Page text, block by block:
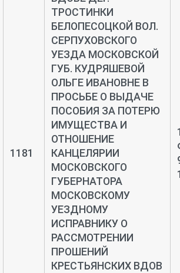
1181
ТРОСТИНКИ
БЕЛОПЕСОЦКОЙ ВОЛ.
СЕРПУХОВСКОГО
УЕЗДА МОСКОВСКОЙ
ГУБ. КУДРЯШЕВОЙ
ОЛЬГЕ ИВАНОВНЕ В
ПРОСЬБЕ О ВЫДАЧЕ
ПОСОБИЯ ЗА ПОТЕРЮ
ИМУЩЕСТВА И
ОТНОШЕНИЕ
КАНЦЕЛЯРИИ
МОСКОВСКОГО
ГУБЕРНАТОРА
МОСКОВСКОМУ
УЕЗДНОМУ
ИСПРАВНИКУ О
РАССМОТРЕНИИ
ПРОШЕНИЙ
КРЕСТЬЯНСКИХ ВДОВ